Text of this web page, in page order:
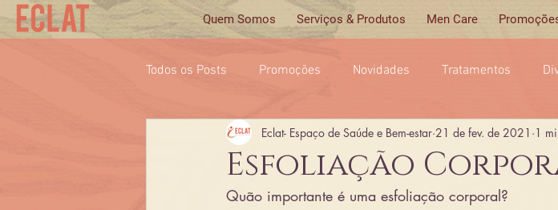
Quem Somos Serviços & Produtos Men Care
Todos os Posts Promoções Novidades Tratamentos
Esfoliação
Eclat- Espaço de Saúde e Bem-estar 21 de fev. de 2021 1
Quão importante é uma esfoliação corporal?